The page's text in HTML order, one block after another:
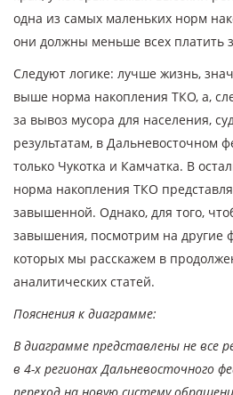
одна из самых маленьких норм
они должны меньше всех платить
Следуют логике: лучше жизнь,
выше норма накопления ТКО, а,
за вывоз мусора для населения,
результатам, в Дальневосточном
только Чукотка и Камчатка. В
норма накопления ТКО
завышенной. Однако, для того,
завышения, посмотрим на другие
которых мы расскажем в
аналитических статей.
Пояснения к диаграмме:
В диаграмме представлены не все
в 4-х регионах Дальневосточного